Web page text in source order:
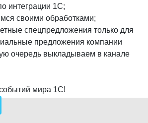
интеграции 1С;
своими обработками;
спецпредложения только для
предложения компании
очередь выкладываем в канале
мира 1С!